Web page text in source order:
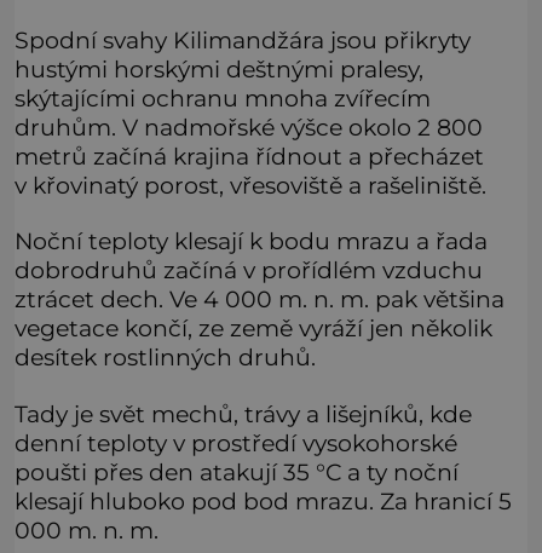
Spodní svahy Kilimandžára jsou přikryty
hustými horskými deštnými pralesy,
skýtajícími ochranu mnoha zvířecím
druhům. V nadmořské výšce okolo 2 800
metrů začíná krajina řídnout a přecházet
v křovinatý porost, vřesoviště a rašeliniště.
Noční teploty klesají k bodu mrazu a řada
dobrodruhů začíná v prořídlém vzduchu
ztrácet dech. Ve 4 000 m. n. m. pak většina
vegetace končí, ze země vyráží jen několik
desítek rostlinných druhů.
Tady je svět mechů, trávy a lišejníků, kde
denní teploty v prostředí vysokohorské
poušti přes den atakují 35 °C a ty noční
klesají hluboko pod bod mrazu. Za hranicí 5
000 m. n. m.